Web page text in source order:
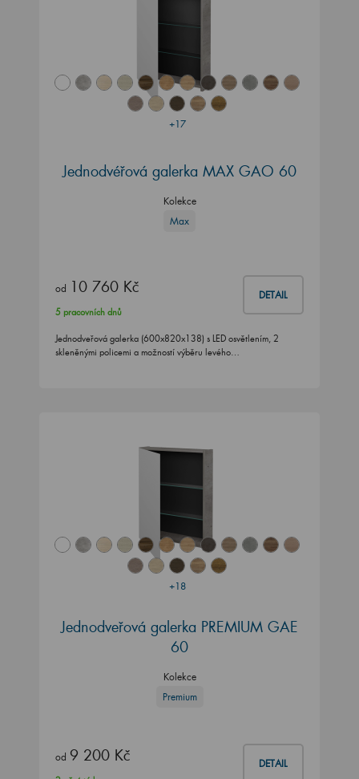
+17
Jednodvéřová galerka MAX GAO 60
Kolekce
Max
od 10 760 Kč DETAIL
5 pracovních dnů
Jednodveřová galerka (600x820x138) s LED osvětlením, 2
skleněnými policemi a možností výběru levého…
+18
Jednodveřová galerka PREMIUM GAE
60
Kolekce
Premium
od 9 200 Kč DETAIL